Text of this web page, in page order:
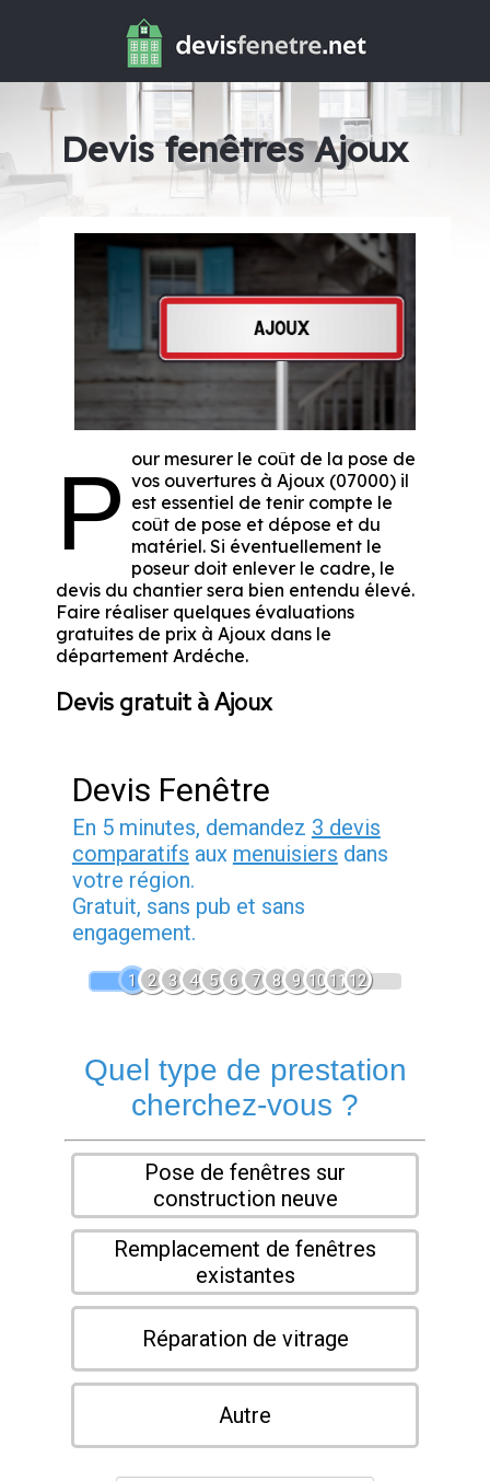
Devis fenêtres Ajoux
P our mesurer le coût de la pose de
vos ouvertures à Ajoux (07000) il
est essentiel de tenir compte le
coût de pose et dépose et du
matériel. Si éventuellement le
poseur doit enlever le cadre, le
devis du chantier sera bien entendu élevé.
Faire réaliser quelques évaluations
gratuites de prix à Ajoux dans le
département Ardéche.
Devis gratuit à Ajoux
Devis Fenêtre
En 5 minutes, demandez 3 devis
comparatifs aux menuisiers dans
votre région.
Gratuit, sans pub et sans
engagement.
1 2 3 4 5 6 7 8 9 1011 12
Quel type de prestation
cherchez-vous ?
Pose de fenêtres sur
construction neuve
Remplacement de fenêtres
existantes
Réparation de vitrage
Autre